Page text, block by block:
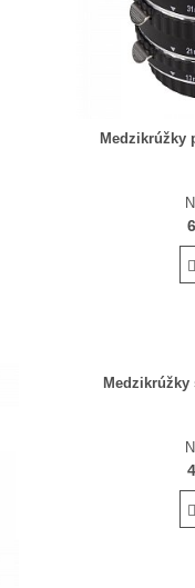
Medzikrúžky
Medzikrúžky